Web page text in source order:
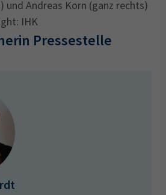
und Andreas Korn (ganz rechts)
IHK
Pressestelle